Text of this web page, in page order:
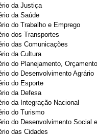
da Justiça
da Saúde
do Trabalho e Emprego
dos Transportes
das Comunicações
da Cultura
do Planejamento,
do Desenvolvimento Agrário
do Esporte
da Defesa
da Integração Nacional
do Turismo
do Desenvolvimento Social
das Cidades